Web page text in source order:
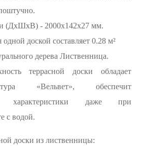
(ДхШхВ) - 2000х142х27 мм.
доской составляет 0.28 м²
дерева Лиственница.
террасной доски обладает
«Вельвет», обеспечит
характеристики даже при
с водой.
доски из лиственницы: